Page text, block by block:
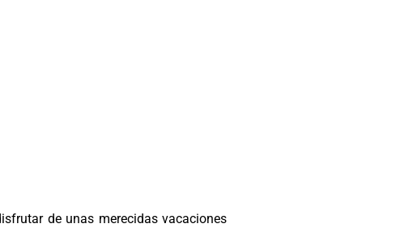
de unas merecidas vacaciones